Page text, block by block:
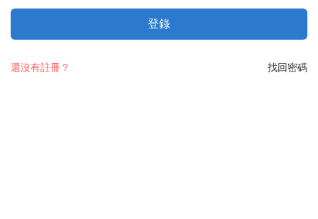
登錄
找回密碼
還沒有註冊？